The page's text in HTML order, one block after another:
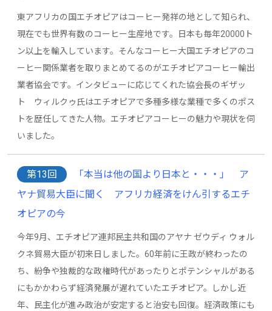
東アフリカの国エチオピアはコーヒー発祥の地として知られ、
現在でも世界有数のコーヒー生産地です。日本も毎年20000ト
ン以上を輸入しています。そんなコーヒー大国エチオピアのコ
ーヒー関係業者を取りまとめてるのがエチオピアコーヒー輸出
業者協会です。インタビューに応じてくれた協会長のギザッ
ト ウィルクゥ氏はエチオピアで多種多様な業種で多くのポス
トを歴任してきた人物。エチオピアコーヒーの魅力や現状を伺
いました。
第13回
「本当は他の国より日本と・・・」 ア
ヤナ貿易大臣に聞く アフリカ経済をけん引するエチ
オピアの今
今年9月、エチオピア連邦民主共和国のアヤナ ゼウディ ウォル
クネ貿易大臣が初来日しました。60年前に王政が終わったの
ち、紛争や独裁的な政権時代があったりとポテンシャルがある
にもかかわらず経済発展が遅れていたエチオピア。しかし近
年、民主化が進み政治が安定すると治安も回復。経済政策にも